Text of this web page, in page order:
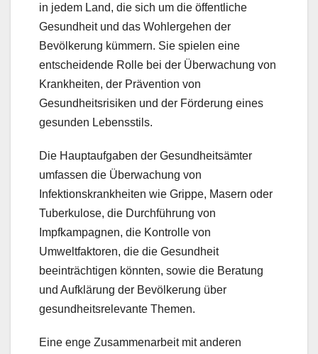
in jedem Land, die sich um die öffentliche
Gesundheit und das Wohlergehen der
Bevölkerung kümmern. Sie spielen eine
entscheidende Rolle bei der Überwachung von
Krankheiten, der Prävention von
Gesundheitsrisiken und der Förderung eines
gesunden Lebensstils.
Die Hauptaufgaben der Gesundheitsämter
umfassen die Überwachung von
Infektionskrankheiten wie Grippe, Masern oder
Tuberkulose, die Durchführung von
Impfkampagnen, die Kontrolle von
Umweltfaktoren, die die Gesundheit
beeinträchtigen könnten, sowie die Beratung
und Aufklärung der Bevölkerung über
gesundheitsrelevante Themen.
Eine enge Zusammenarbeit mit anderen